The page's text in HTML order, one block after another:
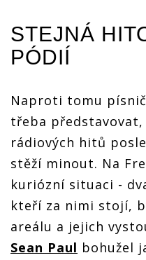
STEJNÁ
PÓDIÍ
Naproti tomu
třeba
rádiových hitů
stěží minout. Na
kuriózní situaci -
kteří za nimi stojí,
areálu a jejich
Sean Paul bohužel